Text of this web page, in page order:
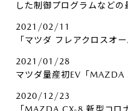
した制御プログラムなど
2021/02/11
「マツダ フレアクロスオ
2021/01/28
マツダ量産初EV「MAZDA
2020/12/23
「MAZDA CX-8 新型コロ